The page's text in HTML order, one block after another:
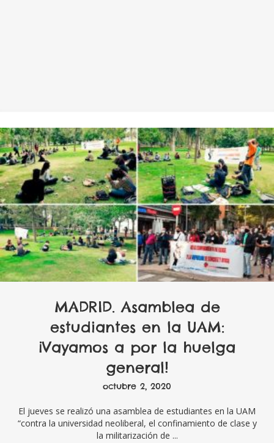
MADRID. Asamblea de
estudiantes en la UAM:
¡Vayamos a por la huelga
general!
octubre 2, 2020
El jueves se realizó una asamblea de estudiantes en la UAM
“contra la universidad neoliberal, el confinamiento de clase y
la militarización de ...